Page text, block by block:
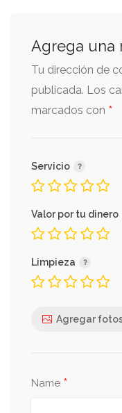
Agrega una
Tu dirección de
publicada. Los
marcados con *
Servicio
Valor por tu dinero
Limpieza
Agregar
Name *